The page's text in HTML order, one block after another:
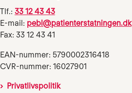
Tlf.: 33 12 43 43
E-mail: pebl@patienterstatningen.dk
Fax: 33 12 43 41
EAN-nummer: 5790002316418
CVR-nummer: 16027901
Privatlivspolitik